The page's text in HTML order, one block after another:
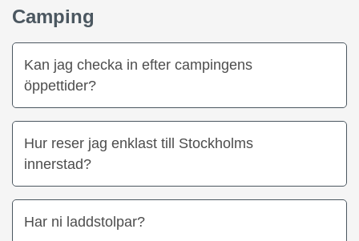
Camping
Kan jag checka in efter campingens
öppettider?
Hur reser jag enklast till Stockholms
innerstad?
Har ni laddstolpar?